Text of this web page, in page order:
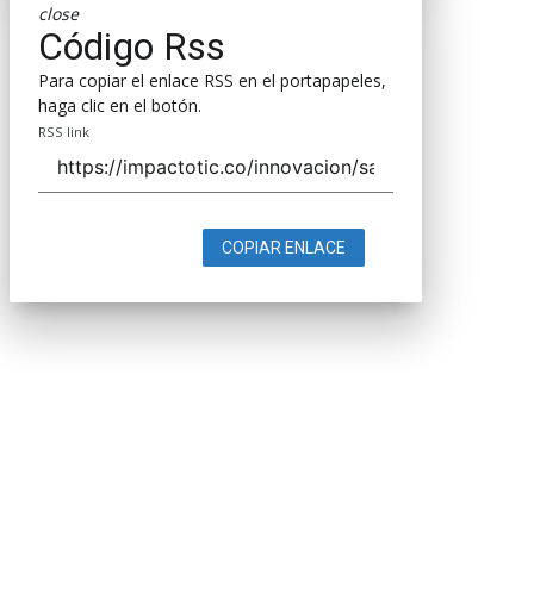
close
Código Rss
Para copiar el enlace RSS en el portapapeles,
haga clic en el botón.
RSS link
COPIAR ENLACE